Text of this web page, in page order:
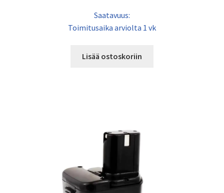
Saatavuus:
Toimitusaika arviolta 1 vk
Lisää ostoskoriin